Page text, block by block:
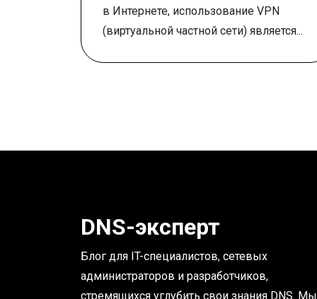
в Интернете, использование VPN
(виртуальной частной сети) является...
DNS-эксперт
Блог для IT-специалистов, сетевых
администраторов и разработчиков,
стремящихся углубить свои знания DNS. Мы